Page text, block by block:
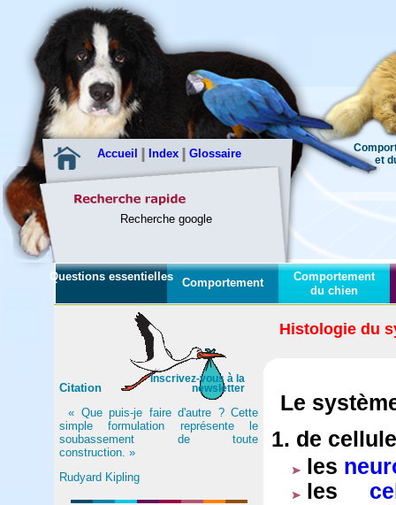
Accueil Index Glossaire
et du
Recherche google
Questions essentielles Comportement
Comportement
du chien
Histologie du
Citation
« Que puis-je faire d'autre ? Cette
simple formulation représente le
soubassement de toute
construction. »
Rudyard Kipling
Inscrivez-vous à la
newsletter
Le
1. de
les
les